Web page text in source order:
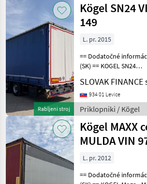
Kategorija 4 Država Filtri
Kmetijska
Priklopniki
Polpriklopnik
IZBERITE
KATEGORIJO
Kögel
Schmitz
Ponastavi
Prikaži 7
Rabljeni stroj
Kögel SN24
149
L. pr. 2015
== Dodatočné
(SK) == KOGEL SN24
korytom na zvitky r.v.
05/2015, kotúčové brzdy,
zdvíhacia náprava, mulda-
7, 2m, vnútorná
SLOVAK FINANCE
934 01 Levice
Priklopniki / Kögel
Kögel MAXX
MULDA VIN
L. pr. 2012
== Dodatočné